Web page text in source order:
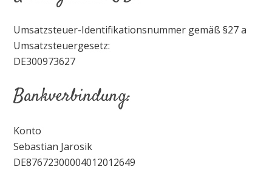
Umsatzsteuer-Identifikationsnummer gemäß §27 a
Umsatzsteuergesetz:
DE300973627
Bankverbindung:
Konto
Sebastian Jarosik
DE87672300004012012649